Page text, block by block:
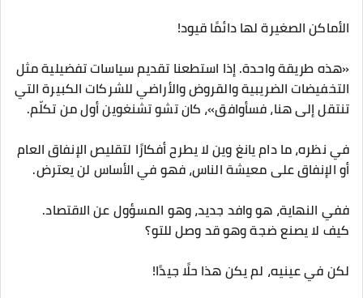
الأماكن الصغيرة لها دائمًا قيود!
«هذه طريقة واحدة. إذا استطعنا تقديم سياسات تفضيلية مثل
التخفيضات الضريبية والقروض والأراضي للشركات الكبيرة التي
تنتقل إلى هنا، فسأوافق»، كان تشو تشنغوين أول من تكلّم.
في نظره، ما دام يانغ وين لا يطرح أفكارًا لتقليص الإنفاق العام
أو الإنفاق على معيشة الناس، فهو في الأساس لن يعترض.
ففي النهاية، هو وافد جديد، وهو المسؤول عن الاقتصاد.
كيف لا يصنع ضجة وهو قد وصل للتو؟
لكن في عينيه، لم يكن هذا حلًا جيدًا!